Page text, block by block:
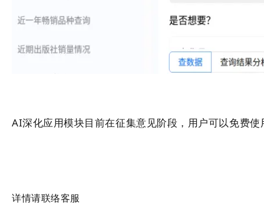
AI深化应用模块目前在征集意见阶段，用户可以免费
详情请联络客服